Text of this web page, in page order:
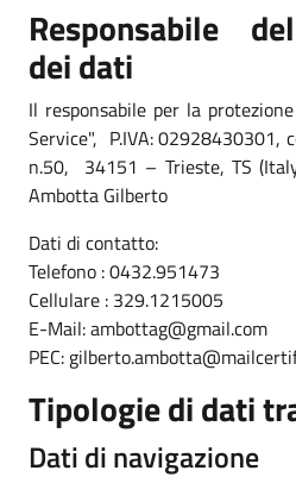
Responsabile
dei dati
Il responsabile per la
Service", P.IVA: 02928430301,
n.50, 34151 – Trieste, TS
Ambotta Gilberto
Dati di contatto:
Telefono : 0432.951473
Cellulare : 329.1215005
E-Mail: ambottag@gmail.com
PEC:
Tipologie di dati
Dati di navigazione